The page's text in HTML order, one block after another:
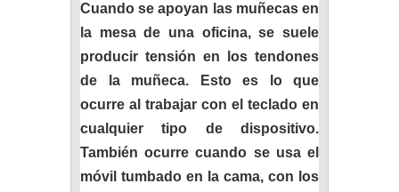
Cuando se apoyan las muñecas en
la mesa de una oficina, se suele
producir tensión en los tendones
de la muñeca. Esto es lo que
ocurre al trabajar con el teclado en
cualquier tipo de dispositivo.
También ocurre cuando se usa el
móvil tumbado en la cama, con los